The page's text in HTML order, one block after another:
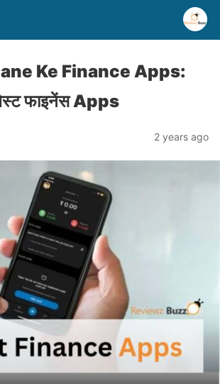
Ke Finance Apps:
फाइनेंस Apps
2 years ago